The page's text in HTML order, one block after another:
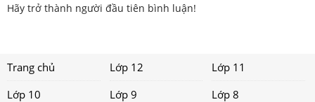
Hãy trở thành người đầu tiên bình luận!
Trang chủ Lớp 12
Lớp 11
Lớp 10
Lớp 9
Lớp 8